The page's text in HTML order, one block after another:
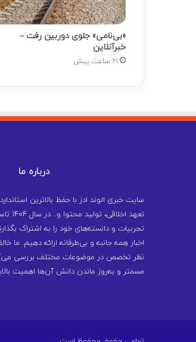
«بی‌نامی» جلوی دوربین رفت –
خبرآنلاین
21 ساعت پیش
درباره ما
سایت خبری الوند ادز با حفظ بالاترین
تعهد
تجربیات و دانسته‌های خود را به اشتراک
اخبار همه جانبه و بی‌طرفانه ارائه دهیم. ما
نظر تخصص در موضوعات مختلف بررسی
مسمتر و به‌روز ماندن دانش آن‌ها اهمیت